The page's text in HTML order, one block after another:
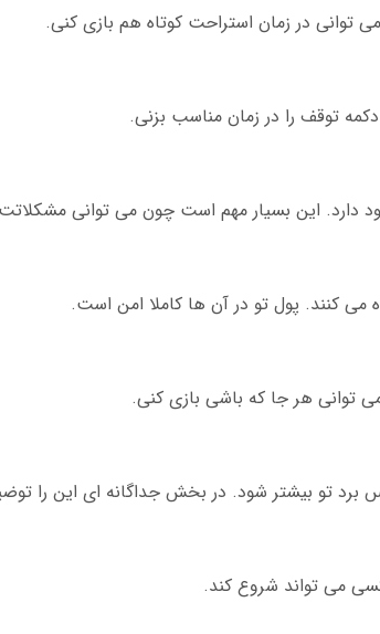
توانی در زمان استراحت کوتاه هم بازی کنی.
توقف را در زمان مناسب بزنی.
دارد. این بسیار مهم است چون می توانی
می کنند. پول تو در آن ها کاملا امن است.
توانی هر جا که باشی بازی کنی.
تو بیشتر شود. در بخش جداگانه ای این را
می تواند شروع کند.